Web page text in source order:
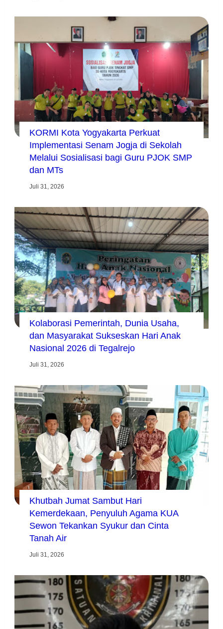
KORMI Kota Yogyakarta Perkuat
Implementasi Senam Jogja di Sekolah
Melalui Sosialisasi bagi Guru PJOK SMP
dan MTs
Juli 31, 2026
Kolaborasi Pemerintah, Dunia Usaha,
dan Masyarakat Sukseskan Hari Anak
Nasional 2026 di Tegalrejo
Juli 31, 2026
Khutbah Jumat Sambut Hari
Kemerdekaan, Penyuluh Agama KUA
Sewon Tekankan Syukur dan Cinta
Tanah Air
Juli 31, 2026